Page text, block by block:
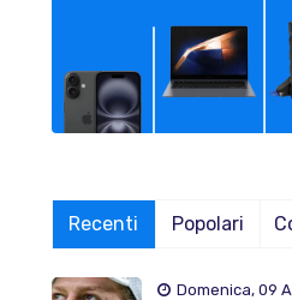
Recenti Popolari
Domenica, 09